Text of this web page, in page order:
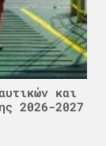
και
2026-2027